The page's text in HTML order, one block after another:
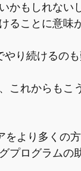
かもしれな
ることに意味
り続けるのも
これからも
をより多くの
プログラムの